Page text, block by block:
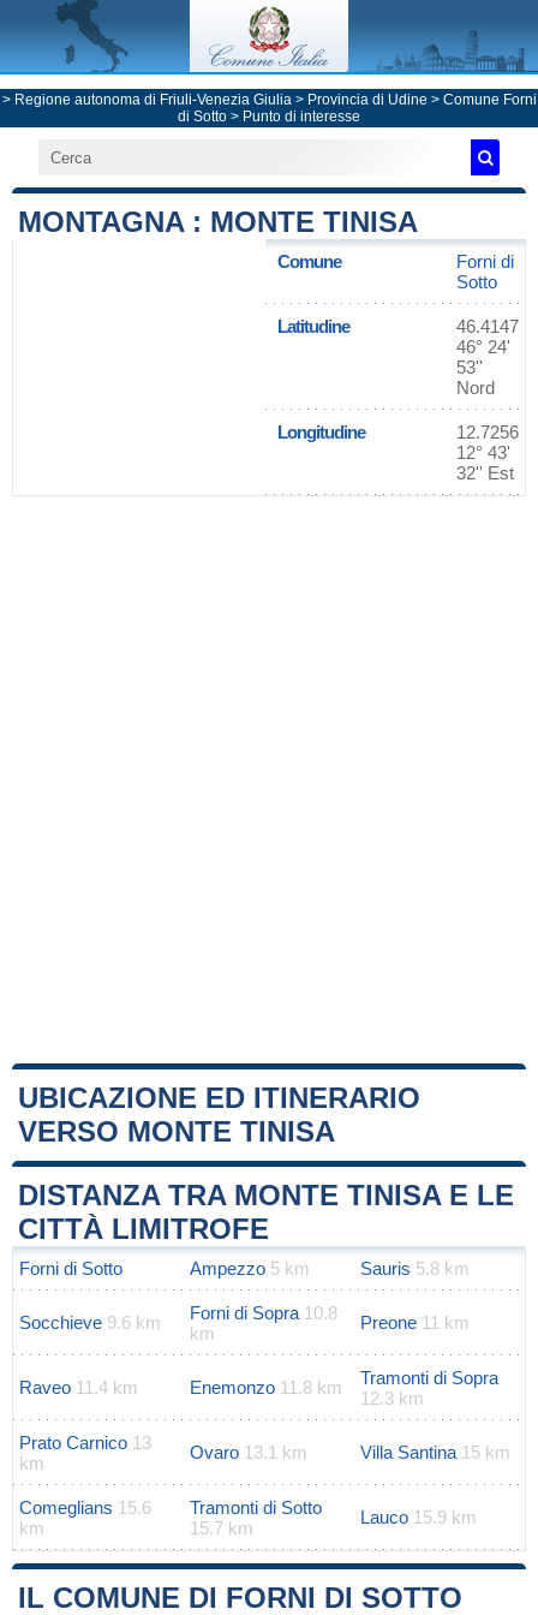
> Regione autonoma di Friuli-Venezia Giulia> Provincia di Udine > Comune Forni
di Sotto > Punto di interesse
MONTAGNA : MONTE TINISA
Comune
Forni di
Sotto
Latitudine
46.4147
46° 24'
53''
Nord
Longitudine
12.7256
12° 43'
32'' Est
UBICAZIONE ED ITINERARIO
VERSO MONTE TINISA
+
−
Leaflet | Map data ©
DISTANZA TRA MONTE TINISA E LE
CITTÀ LIMITROFE
Forni di Sotto Ampezzo 5 km Sauris 5.8 km
Socchieve 9.6 km Forni di Sopra 10.8
km
Preone 11 km
Raveo 11.4 km Enemonzo 11.8 km
Tramonti di Sopra
12.3 km
Prato Carnico 13
km
Ovaro 13.1 km Villa Santina 15 km
Comeglians 15.6
km
Tramonti di Sotto
15.7 km
Lauco 15.9 km
IL COMUNE DI FORNI DI SOTTO